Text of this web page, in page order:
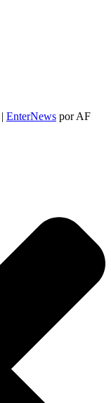
| EnterNews por AF